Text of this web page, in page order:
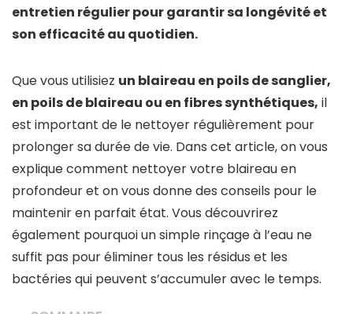
entretien régulier pour garantir sa longévité et
son efficacité au quotidien.
Que vous utilisiez un blaireau en poils de sanglier,
en poils de blaireau ou en fibres synthétiques, il
est important de le nettoyer régulièrement pour
prolonger sa durée de vie. Dans cet article, on vous
explique comment nettoyer votre blaireau en
profondeur et on vous donne des conseils pour le
maintenir en parfait état. Vous découvrirez
également pourquoi un simple rinçage à l’eau ne
suffit pas pour éliminer tous les résidus et les
bactéries qui peuvent s’accumuler avec le temps.